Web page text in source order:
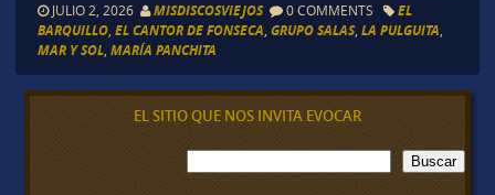
JULIO 2, 2026 MISDISCOSVIEJOS 0 COMMENTS
EL
BARQUILLO, EL CANTOR DE FONSECA, GRUPO SALAS, LA PULGUITA,
MAR Y SOL, MARÍA PANCHITA
EL SITIO QUE NOS INVITA EVOCAR
B
u
Buscar